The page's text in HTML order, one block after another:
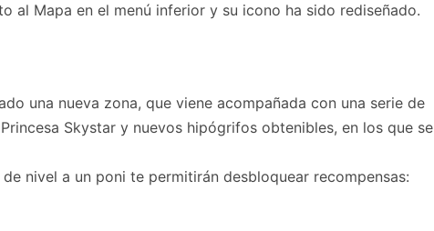
al Mapa en el menú inferior y su icono ha sido rediseñado.
una nueva zona, que viene acompañada con una serie de
Skystar y nuevos hipógrifos obtenibles, en los que se
nivel a un poni te permitirán desbloquear recompensas: